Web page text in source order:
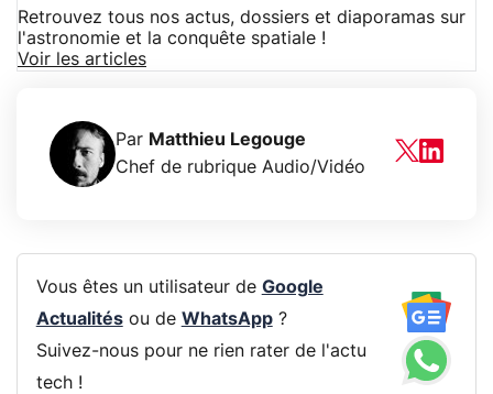
Retrouvez tous nos actus, dossiers et diaporamas sur
l'astronomie et la conquête spatiale !
Voir les articles
Par Matthieu Legouge
Chef de rubrique Audio/Vidéo
Vous êtes un utilisateur de Google
Actualitésou de WhatsApp?
Suivez-nous pour ne rien rater de l'actu
tech !